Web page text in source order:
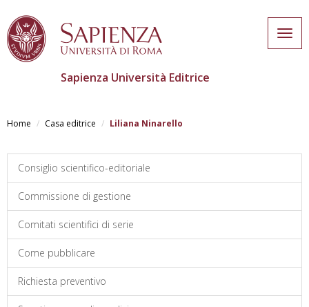
contenuto
Sapienza Università Editrice
Home Casa editrice Liliana Ninarello
Consiglio scientifico-editoriale
Commissione di gestione
Comitati scientifici di serie
Come pubblicare
Richiesta preventivo